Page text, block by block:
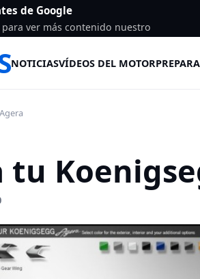
de Google
ver más contenido nuestro
NOTICIASVÍDEOS DEL MOTOR